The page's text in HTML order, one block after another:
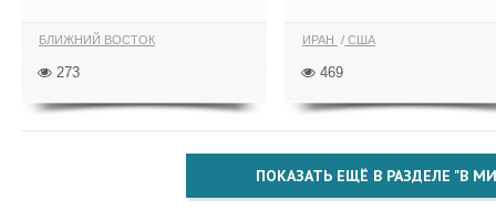
БЛИЖНИЙ ВОСТОК
273
ИРАН США
469
ПОКАЗАТЬ ЕЩЁ В РАЗДЕЛЕ "В